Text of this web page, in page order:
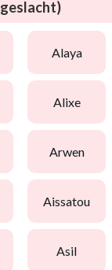
geslacht)
alaya
alixe
arwen
aissatou
asil